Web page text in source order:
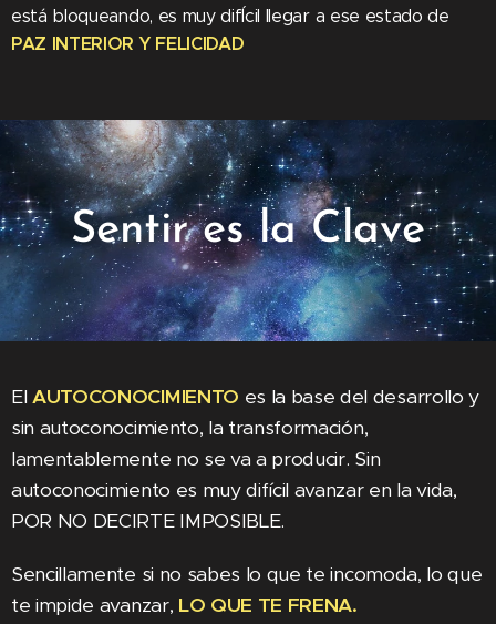
está bloqueando, es muy difÍcil llegar a ese estado de
PAZ INTERIOR Y FELICIDAD
Sentir es la Clave
ElAUTOCONOCIMIENTO es la base del desarrollo y
sin autoconocimiento, la transformación,
lamentablemente no se va a producir. Sin
autoconocimiento es muy difícil avanzar en la vida,
POR NO DECIRTE IMPOSIBLE.
Sencillamente si no sabes lo que te incomoda, lo que
te impide avanzar, LO QUE TE FRENA.